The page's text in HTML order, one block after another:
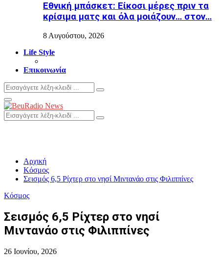
Εθνική μπάσκετ: Είκοσι μέρες πριν τα
κρίσιμα ματς και όλα μοιάζουν… στον…
8 Αυγούστου, 2026
Life Style
Επικοινωνία
Search
for:
Search
Primary
Menu
Search
for:
Search
Αρχική
Κόσμος
Σεισμός 6,5 Ρίχτερ στο νησί Μιντανάο στις Φιλιππίνες
Κόσμος
Σεισμός 6,5 Ρίχτερ στο νησί
Μιντανάο στις Φιλιππίνες
26 Ιουνίου, 2026